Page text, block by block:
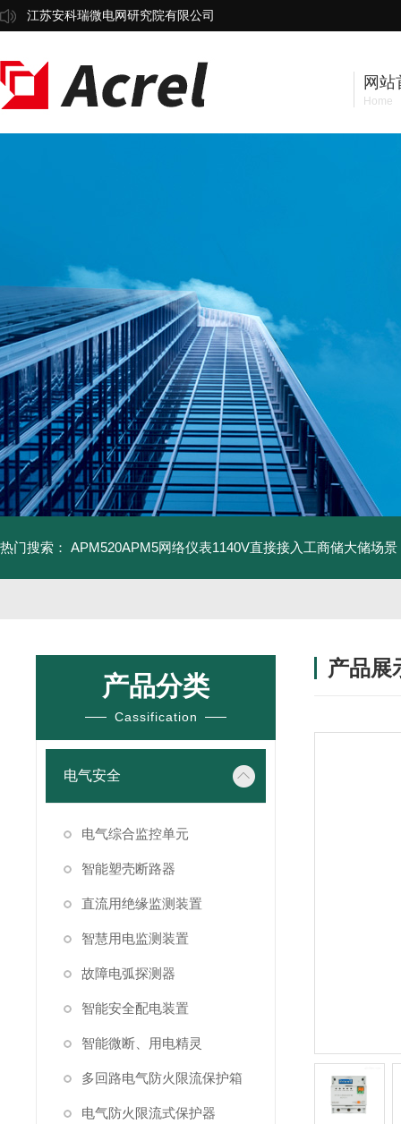
江苏安科瑞微电网研究院有限公司
网站
Home
热门搜索： APM520APM5网络仪表1140V直接接入工商储大储场景
产品分类
Cassification
电气安全
电气综合监控单元
智能塑壳断路器
直流用绝缘监测装置
智慧用电监测装置
故障电弧探测器
智能安全配电装置
智能微断、用电精灵
多回路电气防火限流保护箱
电气防火限流式保护器
产品展